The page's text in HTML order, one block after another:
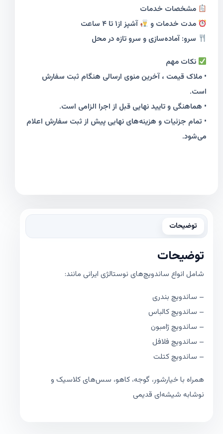
مشخصات خدمات
مدت خدمات و
آشپز از۱ تا ۴ ساعت
سرو: آماده‌سازی و سرو تازه در محل
نکات مهم
• ملاک قیمت ، آخرین منوی ارسالی هنگام ثبت سفارش
است.
• هماهنگی و تایید نهایی قبل از اجرا الزامی است.
• تمام جزئیات و هزینه‌های نهایی پیش از ثبت سفارش اعلام
می‌شود.
توضیحات
توضیحات
شامل انواع ساندویچ‌های نوستالژی ایرانی مانند:
– ساندویچ بندری
– ساندویچ کالباس
– ساندویچ ژامبون
– ساندویچ فلافل
– ساندویچ کتلت
همراه با خیارشور، گوجه، کاهو، سس‌های کلاسیک و
نوشابه شیشه‌ای قدیمی